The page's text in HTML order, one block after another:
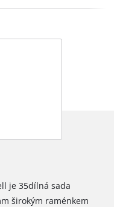
je 35dílná sada
širokým raménkem